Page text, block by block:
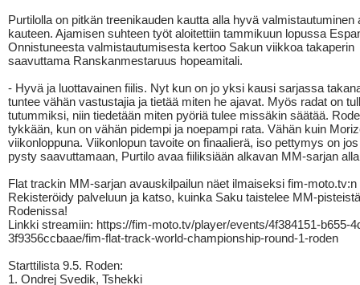
Purtilolla on pitkän treenikauden kautta alla hyvä valmistautuminen
kauteen. Ajamisen suhteen työt aloitettiin tammikuun lopussa
Onnistuneesta valmistautumisesta kertoo Sakun viikkoa takaperin
saavuttama Ranskanmestaruus hopeamitali.
- Hyvä ja luottavainen fiilis. Nyt kun on jo yksi kausi sarjassa
tuntee vähän vastustajia ja tietää miten he ajavat. Myös radat on
tutummiksi, niin tiedetään miten pyöriä tulee missäkin säätää.
tykkään, kun on vähän pidempi ja noepampi rata. Vähän kuin
viikonloppuna. Viikonlopun tavoite on finaalierä, iso pettymys on
pysty saavuttamaan, Purtilo avaa fiiliksiään alkavan MM-sarjan
Flat trackin MM-sarjan avauskilpailun näet ilmaiseksi fim-moto.tv:n
Rekisteröidy palveluun ja katso, kuinka Saku taistelee MM-pisteistä
Rodenissa!
Linkki streamiin: https://fim-moto.tv/player/events/4f384151-b655-
3f9356ccbaae/fim-flat-track-world-championship-round-1-roden
Starttilista 9.5. Roden:
1. Ondrej Svedik, Tshekki